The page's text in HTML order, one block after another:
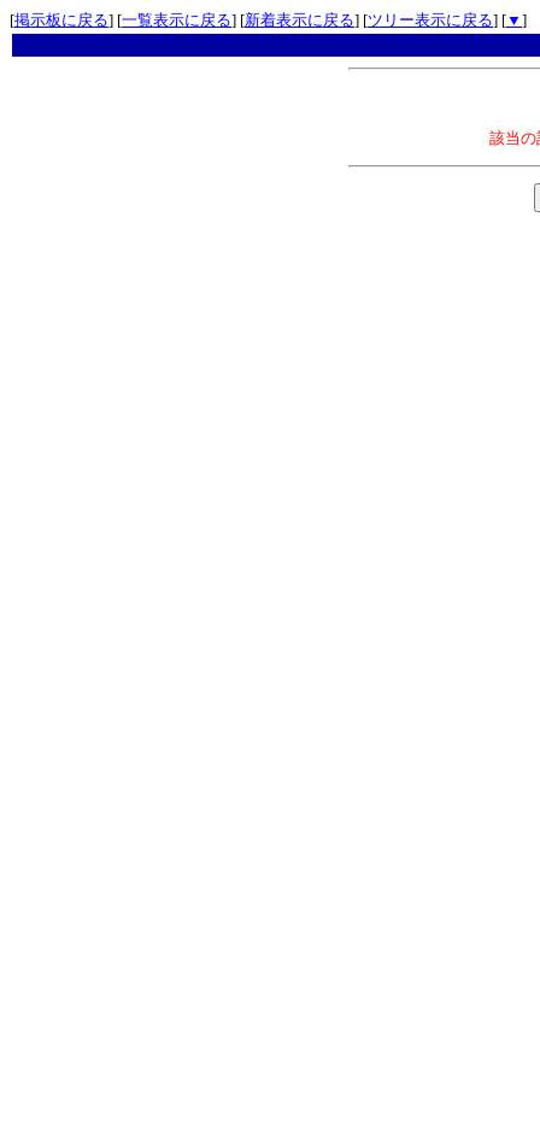
[掲示板に戻る] [一覧表示に戻る] [新着表示に戻る] [ツリー表示に戻る] [▼ ]
該当の